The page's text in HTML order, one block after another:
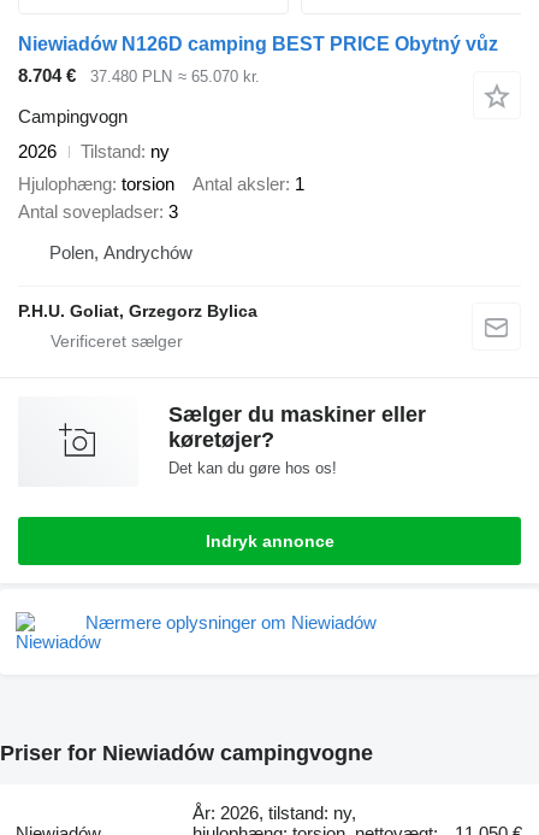
Niewiadów N126D camping BEST PRICE Obytný vůz
8.704 €
37.480 PLN ≈ 65.070 kr.
Campingvogn
2026
Tilstand ny
Hjulophæng torsion Antal aksler 1
Antal sovepladser 3
Polen, Andrychów
P.H.U. Goliat, Grzegorz Bylica
Sælger du maskiner eller
køretøjer?
Det kan du gøre hos os!
Indryk annonce
Nærmere oplysninger om Niewiadów
Priser for Niewiadów campingvogne
År: 2026, tilstand: ny,